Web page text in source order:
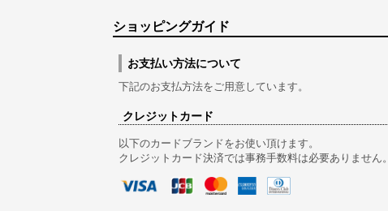
ショッピングガイド
お支払い方法について
下記のお支払方法をご用意しています。
クレジットカード
以下のカードブランドをお使い頂けます。
クレジットカード決済では事務手数料は必要ありません。